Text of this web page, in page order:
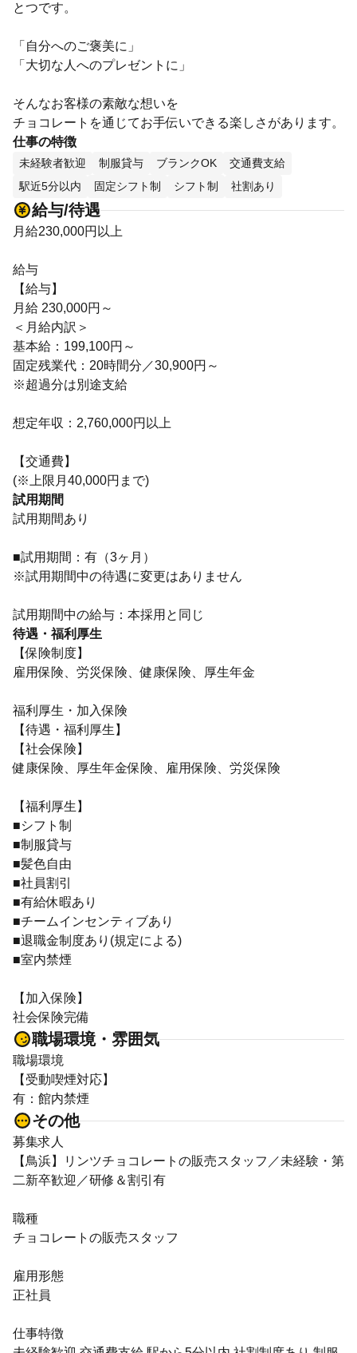
とつです。
「自分へのご褒美に」
「大切な人へのプレゼントに」
そんなお客様の素敵な想いを
チョコレートを通じてお手伝いできる楽しさがあります。
仕事の特徴
未経験者歓迎 制服貸与 ブランクOK
交通費支給
駅近5分以内
固定シフト制 シフト制 社割あり
給与/待遇
月給230,000円以上
給与
【給与】
月給 230,000円～
＜月給内訳＞
基本給：199,100円～
固定残業代：20時間分／30,900円～
※超過分は別途支給
想定年収：2,760,000円以上
【交通費】
(※上限月40,000円まで)
試用期間
試用期間あり
■試用期間：有（3ヶ月）
※試用期間中の待遇に変更はありません
試用期間中の給与：本採用と同じ
待遇・福利厚生
【保険制度】
雇用保険、労災保険、健康保険、厚生年金
福利厚生・加入保険
【待遇・福利厚生】
【社会保険】
健康保険、厚生年金保険、雇用保険、労災保険
【福利厚生】
■シフト制
■制服貸与
■髪色自由
■社員割引
■有給休暇あり
■チームインセンティブあり
■退職金制度あり(規定による)
■室内禁煙
【加入保険】
社会保険完備
職場環境・雰囲気
職場環境
【受動喫煙対応】
有：館内禁煙
その他
募集求人
【鳥浜】リンツチョコレートの販売スタッフ／未経験・第
二新卒歓迎／研修＆割引有
職種
チョコレートの販売スタッフ
雇用形態
正社員
仕事特徴